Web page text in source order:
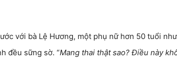
với bà Lệ Hương, một phụ nữ hơn 50 tuổi
đều sững sờ. “Mang thai thật sao? Điều này